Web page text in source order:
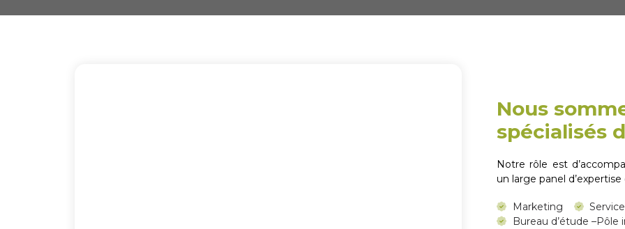
Nous
spécialisés
Notre rôle est
un large panel
Marketing
Bureau d’étude